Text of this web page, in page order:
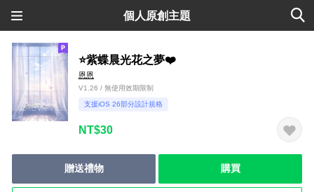
個人原創主題
⭐️紫蝶晨光花之夢❤️
恩恩
V1.26 / 無使用效期限制
支援iOS 26部分設計規格
NT$30
贈送禮物 購買